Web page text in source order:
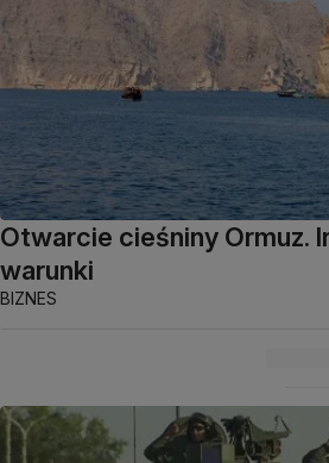
Otwarcie cieśniny Ormuz.
warunki
BIZNES